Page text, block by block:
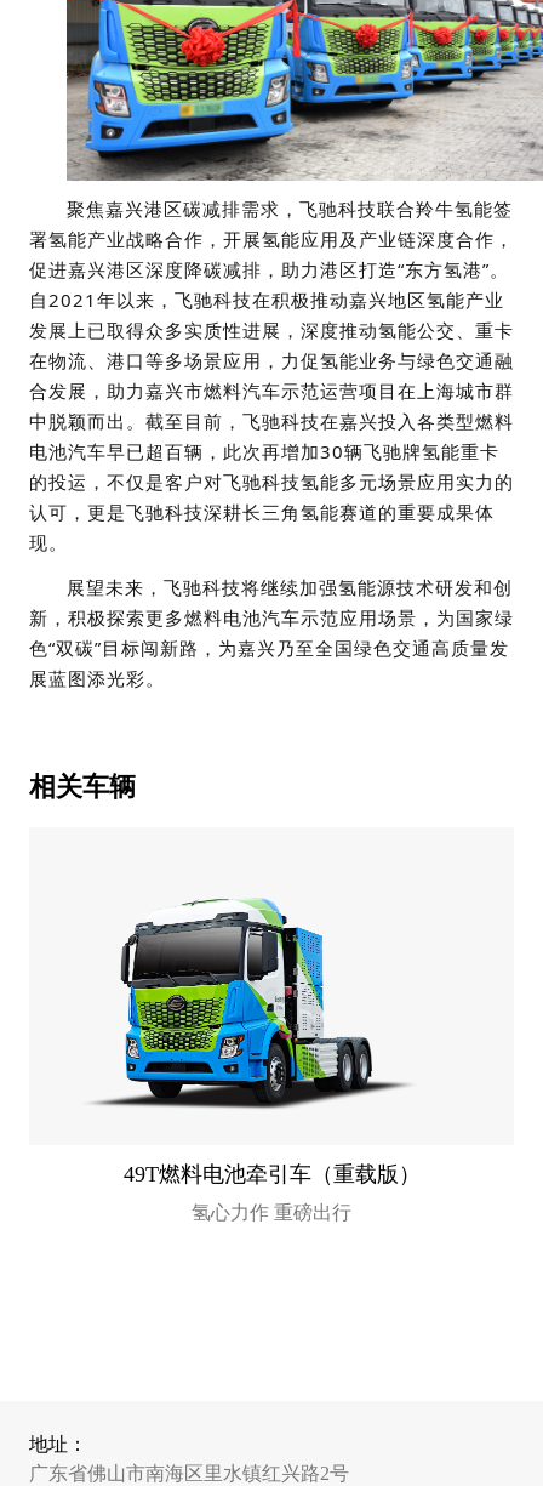
聚焦嘉兴港区碳减排需求，飞驰科技联合羚牛氢能签
署氢能产业战略合作，开展氢能应用及产业链深度合作，
促进嘉兴港区深度降碳减排，助力港区打造“东方氢港”。
自2021年以来，飞驰科技在积极推动嘉兴地区氢能产业
发展上已取得众多实质性进展，深度推动氢能公交、重卡
在物流、港口等多场景应用，力促氢能业务与绿色交通融
合发展，助力嘉兴市燃料汽车示范运营项目在上海城市群
中脱颖而出。截至目前，飞驰科技在嘉兴投入各类型燃料
电池汽车早已超百辆，此次再增加30辆飞驰牌氢能重卡
的投运，不仅是客户对飞驰科技氢能多元场景应用实力的
认可，更是飞驰科技深耕长三角氢能赛道的重要成果体
现。
展望未来，飞驰科技将继续加强氢能源技术研发和创
新，积极探索更多燃料电池汽车示范应用场景，为国家绿
色“双碳”目标闯新路，为嘉兴乃至全国绿色交通高质量发
展蓝图添光彩。
相关车辆
49T燃料电池牵引车（重载版）
氢心力作 重磅出行
地址：
广东省佛山市南海区里水镇红兴路2号